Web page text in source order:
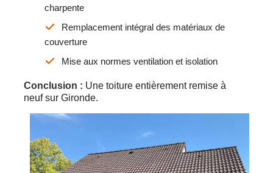
charpente
Remplacement intégral des matériaux de
couverture
Mise aux normes ventilation et isolation
Conclusion : Une toiture entièrement remise à
neuf sur Gironde.